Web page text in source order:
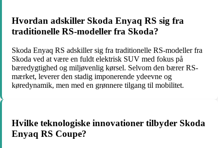
Hvordan adskiller Skoda Enyaq RS sig fra
traditionelle RS-modeller fra Skoda?
Skoda Enyaq RS adskiller sig fra traditionelle RS-modeller fra
Skoda ved at være en fuldt elektrisk SUV med fokus på
bæredygtighed og miljøvenlig kørsel. Selvom den bærer RS-
mærket, leverer den stadig imponerende ydeevne og
køredynamik, men med en grønnere tilgang til mobilitet.
Hvilke teknologiske innovationer tilbyder Skoda
Enyaq RS Coupe?